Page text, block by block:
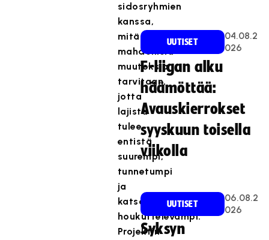
sidosryhmien
kanssa,
mitä
mahdollisia
muutoksia
tarvitaan,
jotta
lajista
tulee
entistä
suurempi,
tunnetumpi
ja
katsojia
houkuttelevampi.
Projektin
UUTISET
04.08.2
026
F-liigan alku
häämöttää:
Avauskierrokset
syyskuun toisella
viikolla
UUTISET
06.08.2
026
Syksyn